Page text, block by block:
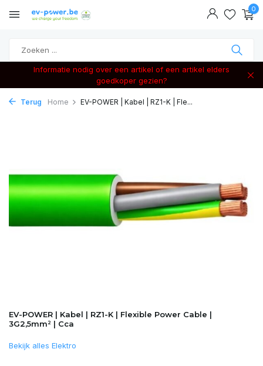
0
Informatie nodig over een artikel of een artikel elders
goedkoper gezien?
Terug Home EV-POWER | Kabel | RZ1-K | Fle...
EV-POWER | Kabel | RZ1-K | Flexible Power Cable |
3G2,5mm² | Cca
Bekijk alles Elektro